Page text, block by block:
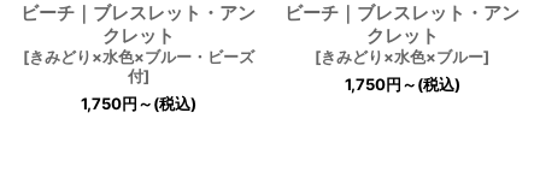
ビーチ｜ブレスレット・アン
クレット
[きみどり×水色×ブルー・ビーズ
付]
1,750円～(税込)
ビーチ｜ブレスレット・アン
クレット
[きみどり×水色×ブルー]
1,750円～(税込)